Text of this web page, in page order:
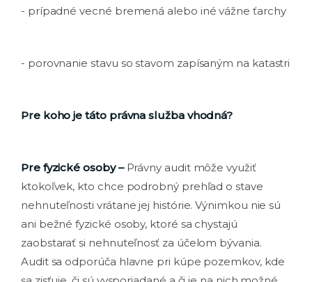
- prípadné vecné bremená alebo iné vážne ťarchy
- porovnanie stavu so stavom zapísaným na katastri
Pre koho je táto právna služba vhodná?
Pre fyzické osoby –Právny audit môže využiť
ktokoľvek, kto chce podrobný prehľad o stave
nehnuteľnosti vrátane jej histórie. Výnimkou nie sú
ani bežné fyzické osoby, ktoré sa chystajú
zaobstarať si nehnuteľnosť za účelom bývania.
Audit sa odporúča hlavne pri kúpe pozemkov, kde